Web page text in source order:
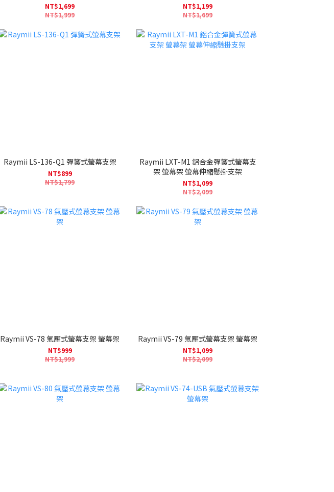
NT$1,699
NT$1,999
NT$1,199
NT$1,699
Raymii LS-136-Q1 彈簧式螢幕支架
NT$899
NT$1,799
Raymii LXT-M1 鋁合金彈簧式螢幕支
架 螢幕架 螢幕伸縮懸掛支架
NT$1,099
NT$2,099
Raymii VS-78 氣壓式螢幕支架 螢幕架
NT$999
NT$1,999
Raymii VS-79 氣壓式螢幕支架 螢幕架
NT$1,099
NT$2,099